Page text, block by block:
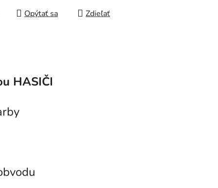
Opýtať sa Zdieľať
HASIČI